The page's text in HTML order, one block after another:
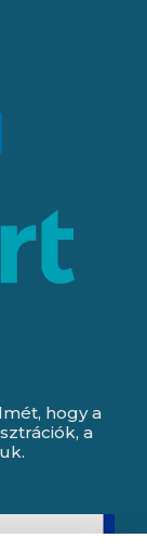
hogy a
a